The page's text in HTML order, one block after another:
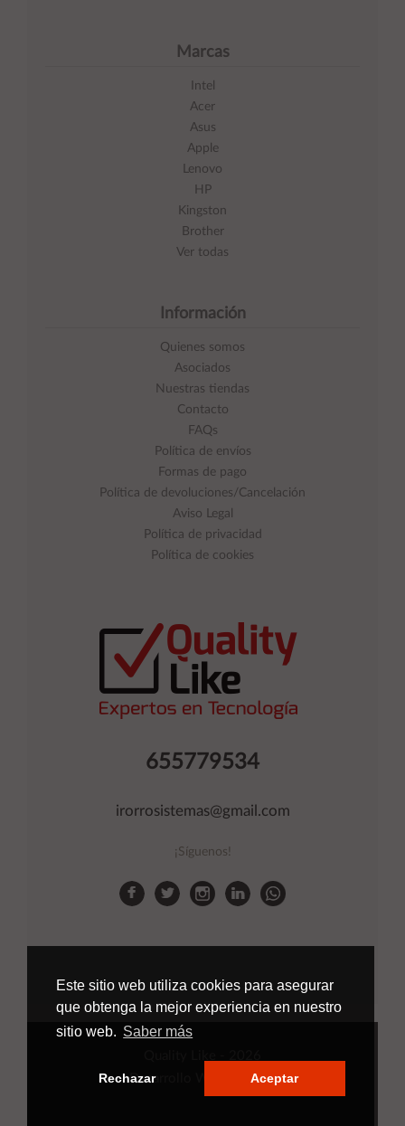
Este sitio web utiliza cookies para asegurar
que obtenga la mejor experiencia en nuestro
sitio web. Saber más
Rechazar Aceptar
655779534
irorrosistemas@gmail.com
¡Síguenos!
Marcas
Intel
Acer
Asus
Apple
Lenovo
HP
Kingston
Brother
Ver todas
Información
Quienes somos
Asociados
Nuestras tiendas
Contacto
FAQs
Política de envíos
Formas de pago
Política de devoluciones/Cancelación
Aviso Legal
Política de privacidad
Política de cookies
Desarrollo Web
Applinet